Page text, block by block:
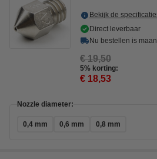
Bekijk de
Direct leverbaar
Nu bestellen is
€ 19,50
5% korting:
€ 18,53
Nozzle diameter:
0,4 mm 0,6 mm 0,8 mm